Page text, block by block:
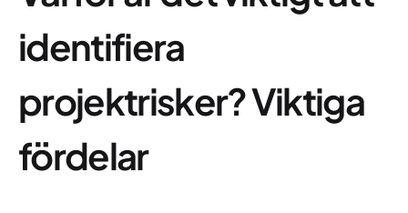
identifiera
projektrisker? Viktiga
fördelar